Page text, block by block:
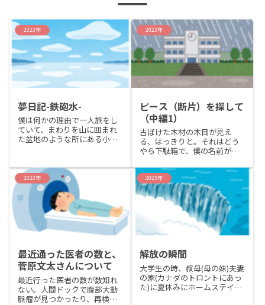
2023年
夢日記-鉄砲水-
僕は何かの理由で一人旅をし
ていて、まわりを山に囲まれ
た盆地のような所にある小さ
度が高い事で知られている湖
に面していて、ロビーからは
その全体像を見ることができ
た。というのは、そのホテル
が町の風景に似合わない近未
来的な構造をしていて、高層
ビルと言っていい程の建物の
外壁は全て硬質ガラスで作ら
2023年
ピース（断片）を探して
（中編1）
古ぼけた木材の木目が見え
る、はっきりと。それはどう
やら下駄箱で、僕の名前があ
と汗の匂い、3月の冷たい雨が
鉄筋の校舎に降り注ぎ、音に
ならない優しい雨音が聞こえ
る。遊び疲れたはずの子供達
は、なおにぎやかに廊下を駆
けてゆ...
2023年
最近通った医者の数と、
菅原文太さんについて
最近行った医者の数が数知れ
ない。人間ドックで腹部大動
脈瘤が見つかったり、再検査
2023年
解放の瞬間
大学生の時、叔母(母の妹)夫妻
の家(カナダのトロントにあっ
た)に夏休みにホームステイを